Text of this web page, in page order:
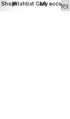
ফোন করে পণ্য Order করে
ShopWishlist CartMy account